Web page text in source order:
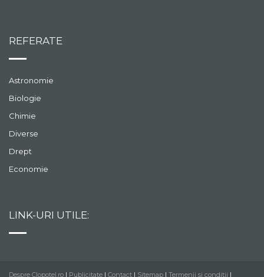
REFERATE
Astronomie
Biologie
Chimie
Diverse
Drept
Economie
LINK-URI UTILE:
Despre Clopotel.ro | Publicitate | Contact | Sitemap | Termenii si conditii |